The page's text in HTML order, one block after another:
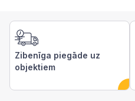
Zibenīga piegāde uz
objektiem